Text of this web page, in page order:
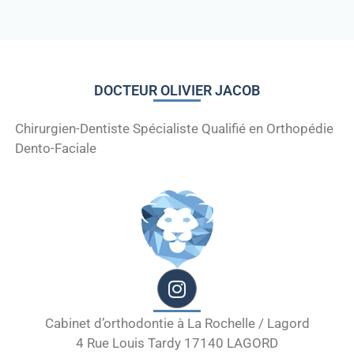
DOCTEUR OLIVIER JACOB
Chirurgien-Dentiste Spécialiste Qualifié en Orthopédie
Dento-Faciale
Cabinet d’orthodontie à La Rochelle / Lagord
4 Rue Louis Tardy 17140 LAGORD